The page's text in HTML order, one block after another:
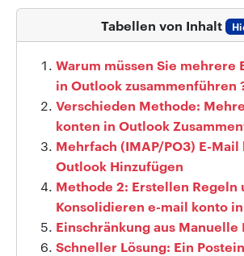
Tabellen von Inhalt
Warum müssen Sie mehrere
in Outlook zusammenführen
Verschieden Methode:
konten in Outlook
Mehrfach (IMAP/PO3) E-Mail
Outlook Hinzufügen
Methode 2: Erstellen Regeln
Konsolidieren e-mail konto
Einschränkung aus Manuelle
Schneller Lösung: Ein